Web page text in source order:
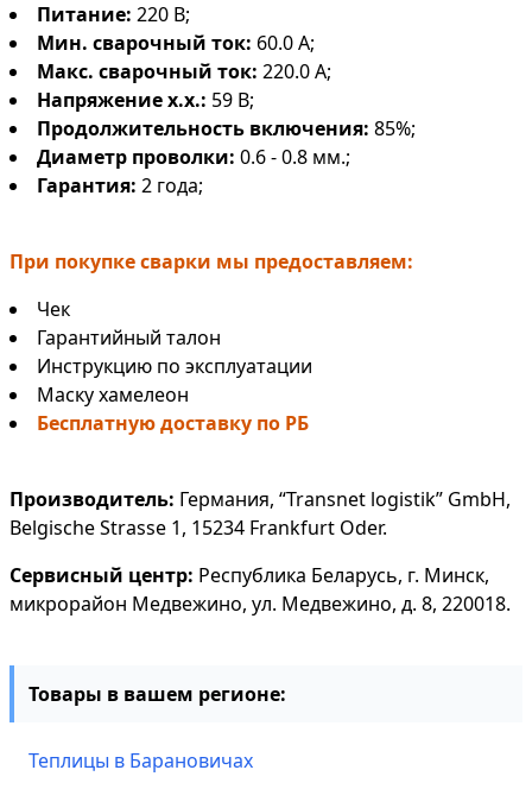
Питание: 220 В;
Мин. сварочный ток: 60.0 А;
Макс. сварочный ток: 220.0 А;
Напряжение х.х.: 59 В;
Продолжительность включения: 85%;
Диаметр проволки: 0.6 - 0.8 мм.;
Гарантия: 2 года;
При покупке сварки мы предоставляем:
Чек
Гарантийный талон
Инструкцию по эксплуатации
Маску хамелеон
Бесплатную доставку по РБ
Производитель: Германия, “Transnet logistik” GmbH,
Belgische Strasse 1, 15234 Frankfurt Oder.
Сервисный центр: Республика Беларусь, г. Минск,
микрорайон Медвежино, ул. Медвежино, д. 8, 220018.
Товары в вашем регионе:
Теплицы в Барановичах